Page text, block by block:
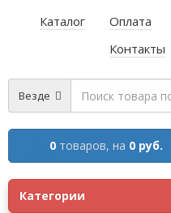
Каталог Оплата
Контакты
Везде
0 товаров, на 0 руб.
Категории